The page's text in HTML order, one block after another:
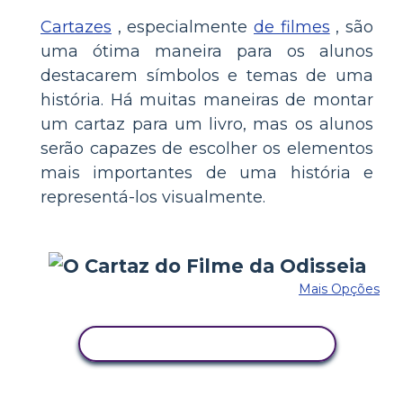
Cartazes , especialmente de filmes , são
uma ótima maneira para os alunos
destacarem símbolos e temas de uma
história. Há muitas maneiras de montar
um cartaz para um livro, mas os alunos
serão capazes de escolher os elementos
mais importantes de uma história e
representá-los visualmente.
Mais Opções